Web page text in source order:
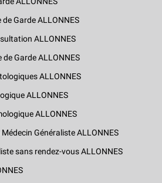
Garde ALLONNES
ALLONNES
Garde ALLONNES
ALLONNES
ALLONNES
ALLONNES
Généraliste ALLONNES
sans rendez-vous ALLONNES